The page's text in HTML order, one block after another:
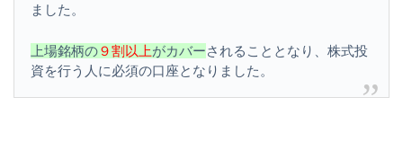
ました。
上場銘柄の９割以上がカバーされることとなり、株式投
資を行う人に必須の口座となりました。